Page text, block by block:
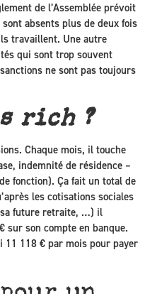
de l’Assemblée prévoit
absents plus de deux fois
travaillent. Une autre
qui sont trop souvent
ne sont pas toujours
rich ?
Chaque mois, il touche
indemnité de résidence –
fonction). Ça fait un total de
les cotisations sociales
future retraite, …) il
sur son compte en banque.
11 118 € par mois pour payer